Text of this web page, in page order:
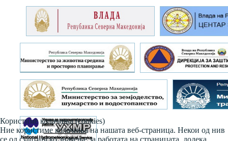
Користиме колачиња (cookies)
Ние користиме колачиња на нашата веб-страница. Некои од нив
се од суштинско значење за работата на страницата, додека